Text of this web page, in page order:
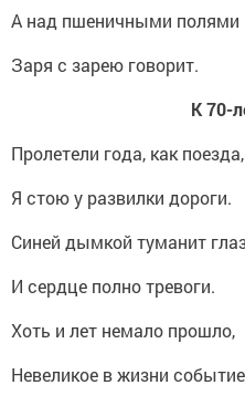
А над пшеничными полями
Заря с зарею говорит.
К 70-
Пролетели года, как поезда,
Я стою у развилки дороги.
Синей дымкой туманит
И сердце полно тревоги.
Хоть и лет немало прошло,
Невеликое в жизни событи